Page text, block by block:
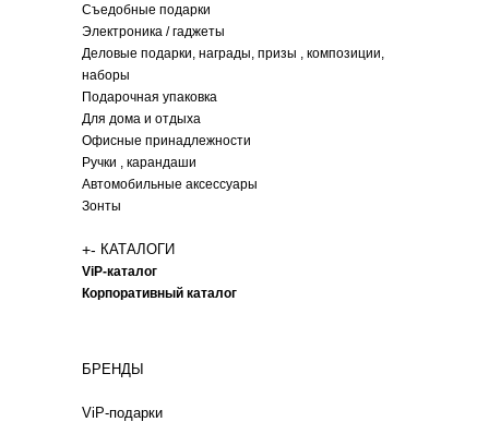
Съедобные подарки
Электроника / гаджеты
Деловые подарки, награды, призы , композиции,
наборы
Подарочная упаковка
Для дома и отдыха
Офисные принадлежности
Ручки , карандаши
Автомобильные аксессуары
Зонты
+- КАТАЛОГИ
ViP-каталог
Корпоративный каталог
БРЕНДЫ
ViP-подарки